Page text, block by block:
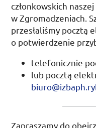
członkowskich
w Zgromadzeniach.
przesłaliśmy pocztą
o potwierdzenie
telefonicznie
lub pocztą
Zapraszamy do